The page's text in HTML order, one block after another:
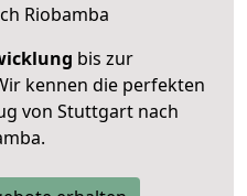
Riobamba
bis zur
kennen die perfekten
von Stuttgart nach